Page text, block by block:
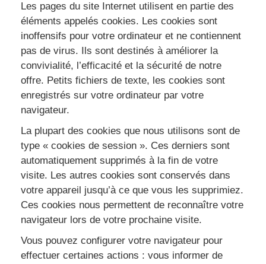
Les pages du site Internet utilisent en partie des
éléments appelés cookies. Les cookies sont
inoffensifs pour votre ordinateur et ne contiennent
pas de virus. Ils sont destinés à améliorer la
convivialité, l’efficacité et la sécurité de notre
offre. Petits fichiers de texte, les cookies sont
enregistrés sur votre ordinateur par votre
navigateur.
La plupart des cookies que nous utilisons sont de
type « cookies de session ». Ces derniers sont
automatiquement supprimés à la fin de votre
visite. Les autres cookies sont conservés dans
votre appareil jusqu’à ce que vous les supprimiez.
Ces cookies nous permettent de reconnaître votre
navigateur lors de votre prochaine visite.
Vous pouvez configurer votre navigateur pour
effectuer certaines actions : vous informer de